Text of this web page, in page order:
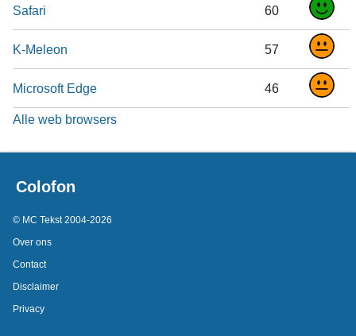
Safari 60
K-Meleon 57
Microsoft Edge 46
Alle web browsers
Colofon
© MC Tekst 2004-2026
Over ons
Contact
Disclaimer
Privacy